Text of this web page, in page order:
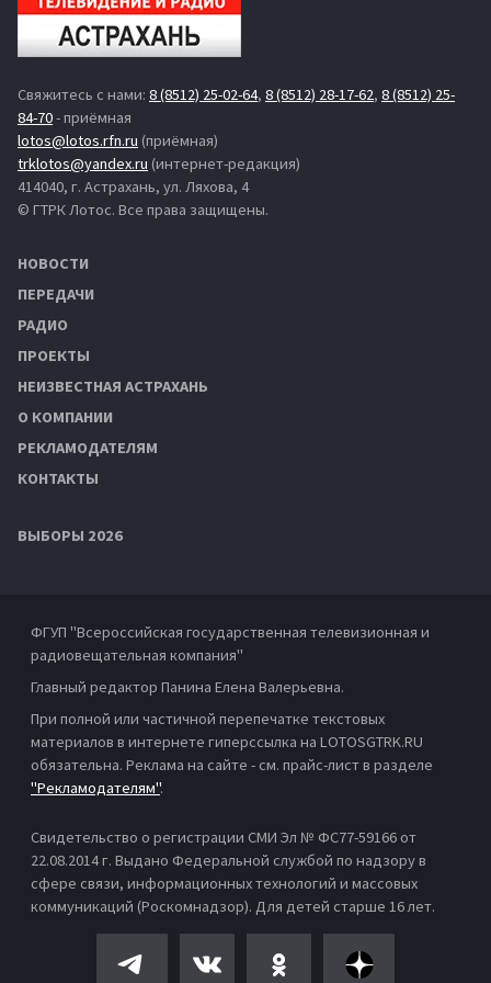
Свяжитесь с нами: 8 (8512) 25-02-64, 8 (8512) 28-17-62, 8 (8512) 25-
84-70- приёмная
lotos@lotos.rfn.ru (приёмная)
trklotos@yandex.ru (интернет-редакция)
414040, г. Астрахань, ул. Ляхова, 4
© ГТРК Лотос. Все права защищены.
НОВОСТИ
ПЕРЕДАЧИ
РАДИО
ПРОЕКТЫ
НЕИЗВЕСТНАЯ АСТРАХАНЬ
О КОМПАНИИ
РЕКЛАМОДАТЕЛЯМ
КОНТАКТЫ
ВЫБОРЫ 2026
ФГУП "Всероссийская государственная телевизионная и
радиовещательная компания"
Главный редактор Панина Елена Валерьевна.
При полной или частичной перепечатке текстовых
материалов в интернете гиперссылка на LOTOSGTRK.RU
обязательна. Реклама на сайте - см. прайс-лист в разделе
"Рекламодателям".
Свидетельство о регистрации СМИ Эл № ФС77-59166 от
22.08.2014 г. Выдано Федеральной службой по надзору в
сфере связи, информационных технологий и массовых
коммуникаций (Роскомнадзор). Для детей старше 16 лет.